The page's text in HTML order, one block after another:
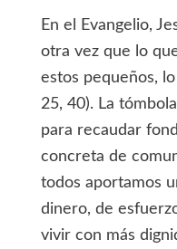
En el Evangelio,
otra vez que lo
estos pequeños,
25, 40). La
para recaudar
concreta de
todos aportamos
dinero, de
vivir con más